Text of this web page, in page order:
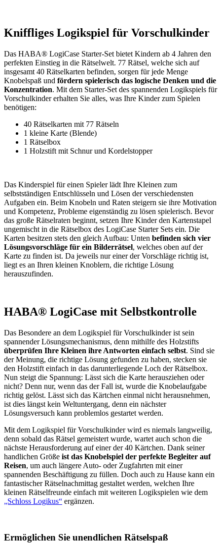
Kniffliges Logikspiel für Vorschulkinder
Das HABA® LogiCase Starter-Set bietet Kindern ab 4 Jahren den
perfekten Einstieg in die Rätselwelt. 77 Rätsel, welche sich auf
insgesamt 40 Rätselkarten befinden, sorgen für jede Menge
Knobelspaß und fördern spielerisch das logische Denken und die
Konzentration. Mit dem Starter-Set des spannenden Logikspiels für
Vorschulkinder erhalten Sie alles, was Ihre Kinder zum Spielen
benötigen:
40 Rätselkarten mit 77 Rätseln
1 kleine Karte (Blende)
1 Rätselbox
1 Holzstift mit Schnur und Kordelstopper
Das Kinderspiel für einen Spieler lädt Ihre Kleinen zum
selbstständigen Entschlüsseln und Lösen der verschiedensten
Aufgaben ein. Beim Knobeln und Raten steigern sie ihre Motivation
und Kompetenz, Probleme eigenständig zu lösen spielerisch. Bevor
das große Rätselraten beginnt, setzen Ihre Kinder den Kartenstapel
ungemischt in die Rätselbox des LogiCase Starter Sets ein. Die
Karten besitzen stets den gleich Aufbau: Unten befinden sich vier
Lösungsvorschläge für ein Bilderrätsel, welches oben auf der
Karte zu finden ist. Da jeweils nur einer der Vorschläge richtig ist,
liegt es an Ihren kleinen Knoblern, die richtige Lösung
herauszufinden.
HABA® LogiCase mit Selbstkontrolle
Das Besondere an dem Logikspiel für Vorschulkinder ist sein
spannender Lösungsmechanismus, denn mithilfe des Holzstifts
überprüfen Ihre Kleinen ihre Antworten einfach selbst. Sind sie
der Meinung, die richtige Lösung gefunden zu haben, stecken sie
den Holzstift einfach in das darunterliegende Loch der Rätselbox.
Nun steigt die Spannung: Lässt sich die Karte herausziehen oder
nicht? Denn nur, wenn das der Fall ist, wurde die Knobelaufgabe
richtig gelöst. Lässt sich das Kärtchen einmal nicht herausnehmen,
ist dies längst kein Weltuntergang, denn ein nächster
Lösungsversuch kann problemlos gestartet werden.
Mit dem Logikspiel für Vorschulkinder wird es niemals langweilig,
denn sobald das Rätsel gemeistert wurde, wartet auch schon die
nächste Herausforderung auf einer der 40 Kärtchen. Dank seiner
handlichen Größe ist das Knobelspiel der perfekte Begleiter auf
Reisen, um auch längere Auto- oder Zugfahrten mit einer
spannenden Beschäftigung zu füllen. Doch auch zu Hause kann ein
fantastischer Rätselnachmittag gestaltet werden, welchen Ihre
kleinen Rätselfreunde einfach mit weiteren Logikspielen wie dem
„Schloss Logikus“ ergänzen.
Ermöglichen Sie unendlichen Rätselspaß